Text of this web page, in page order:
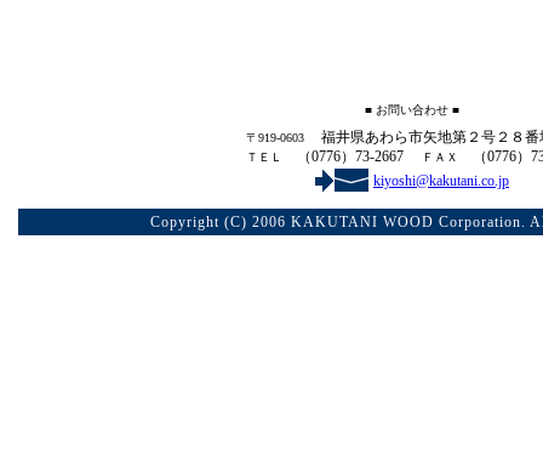
■ お問い合わせ ■
〒919-0603 福井県あわら市矢地第２号２８番
ＴＥＬ （0776）73-2667 ＦＡＸ
（0776）
kiyoshi@kakutani.co.jp
Copyright (C) 2006 KAKUTANI WOOD Corporation.